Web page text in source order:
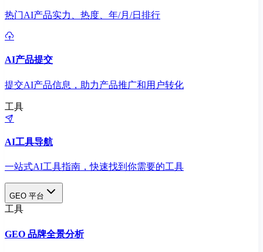
热门AI产品实力、热度、年/月/日排行
AI产品提交
提交AI产品信息，助力产品推广和用户转化
工具
AI工具导航
一站式AI工具指南，快速找到你需要的工具
GEO 平台
工具
GEO 品牌全景分析